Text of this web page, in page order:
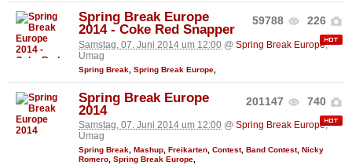
59788 226
Spring Break Europe
2014 - Coke Red Snapper
Samstag, 07. Juni 2014 um 12:00 @ Spring Break Europe,
Umag
Spring Break Spring Break Europe
201147 740
Spring Break Europe
2014
Samstag, 07. Juni 2014 um 12:00 @ Spring Break Europe,
Umag
Spring Break Mashup Freikarten Contest, Band Contest, Nicky
Romero Spring Break Europe